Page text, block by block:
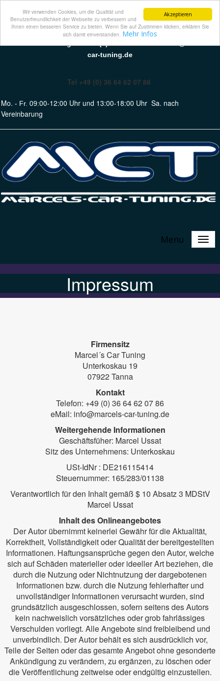
Akzeptieren
Wir verwenden Cookies, um die Qualität und
Benutzerfreundlichkeit der Webseite zu verbessern und
Ihnen einen besseren Service zu bieten. Wenn Sie auf Zustimmen klicken, erklären Sie
sich damit einverstanden. Mehr Infos
car-tuning.de
Tel +49 (0) 36 64 62 07 86
Mo. - Fr. 09:00-12:00 Uhr und 13:00-18:00 Uhr Sa. nach
Vereinbarung
Menu
Impressum
Firmensitz
Marcel´s Car Tuning
Unterkoskau 19
07922 Tanna
Kontakt
Telefon: +49 (0) 36 64 62 07 86
eMail: info@marcels-car-tuning.de
Weitergehende Informationen
Geschäftsfüher: Marcel Ussat
Sitz des Unternehmens: Unterkoskau
USt-IdNr : DE216115414
Steuernummer: 165/283/01138
Verantwortlich für den Inhalt gemäß $ 10 Absatz 3 MDStV
Marcel Ussat
Inhalt des Onlineangebotes
Der Autor übernimmt keinerlei Gewähr für die Aktualität,
Korrektheit, Vollständigkeit oder Qualität der bereitgestellten
Informationen. Haftungsansprüche gegen den Autor, welche
sich auf Schäden materieller oder ideeller Art beziehen, die
durch die Nutzung oder Nichtnutzung der dargebotenen
Informationen bzw. durch die Nutzung fehlerhafter und
unvollständiger Informationen verursacht wurden, sind
grundsätzlich ausgeschlossen, sofern seitens des Autors
kein nachweislich vorsätzliches oder grob fahrlässiges
Verschulden vorliegt. Alle Angebote sind freibleibend und
unverbindlich. Der Autor behält es sich ausdrücklich vor,
Teile der Seiten oder das gesamte Angebot ohne gesonderte
Ankündigung zu verändern, zu ergänzen, zu löschen oder
die Veröffentlichung zeitweise oder endgültig einzustellen.